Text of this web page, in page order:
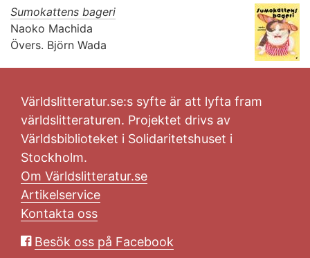
Sumokattens bageri
Naoko Machida
Övers. Björn Wada
Världslitteratur.se:s syfte är att lyfta fram
världslitteraturen. Projektet drivs av
Världsbiblioteket i Solidaritetshuset i
Stockholm.
Om Världslitteratur.se
Artikelservice
Kontakta oss
Besök oss på Facebook